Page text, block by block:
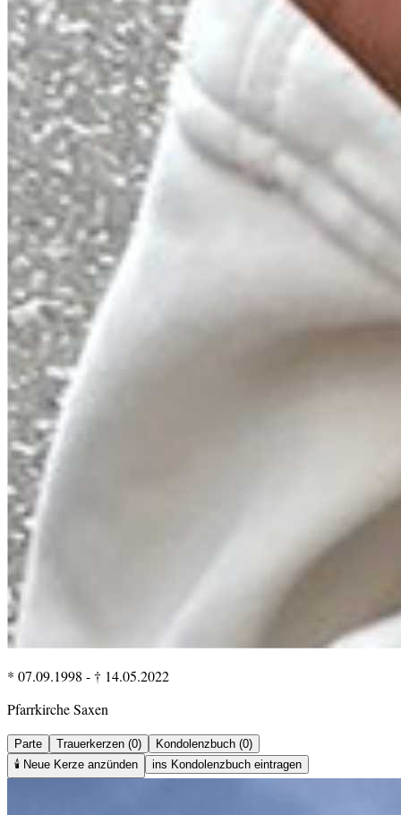
* 07.09.1998 - † 14.05.2022
Pfarrkirche Saxen
Parte Trauerkerzen (0)
Kondolenzbuch (0)
🕯️ Neue Kerze anzünden ins Kondolenzbuch eintragen